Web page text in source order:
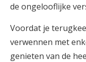
de ongelooflijke
Voordat je
verwennen met
genieten van de